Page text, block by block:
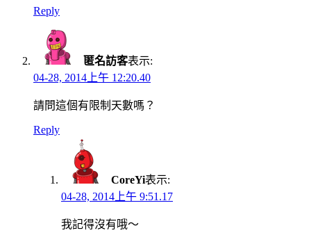
Reply
匿名訪客表示:
04-28, 2014上午 12:20.40
請問這個有限制天數嗎？
Reply
CoreYi表示:
04-28, 2014上午 9:51.17
我記得沒有哦～